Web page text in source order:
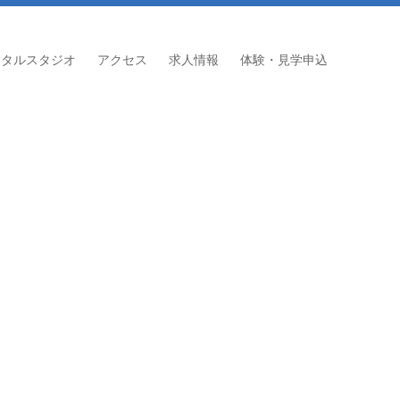
ルスタジオ アクセス 求人情報 体験・見学申込